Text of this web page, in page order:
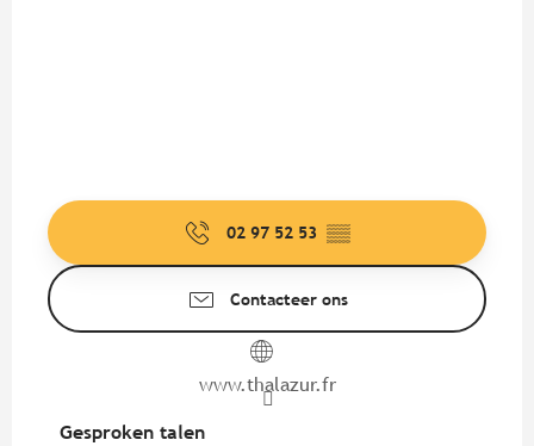
02 97 52 53 ▒▒
Contacteer ons
www.thalazur.fr
Gesproken talen
Gesproken talen